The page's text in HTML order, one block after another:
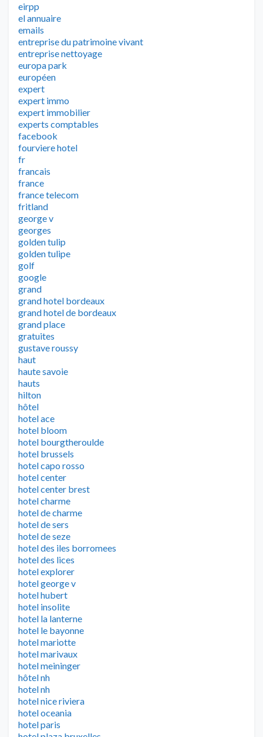
eirpp
el annuaire
emails
entreprise du patrimoine vivant
entreprise nettoyage
europa park
européen
expert
expert immo
expert immobilier
experts comptables
facebook
fourviere hotel
fr
francais
france
france telecom
fritland
george v
georges
golden tulip
golden tulipe
golf
google
grand
grand hotel bordeaux
grand hotel de bordeaux
grand place
gratuites
gustave roussy
haut
haute savoie
hauts
hilton
hôtel
hotel ace
hotel bloom
hotel bourgtheroulde
hotel brussels
hotel capo rosso
hotel center
hotel center brest
hotel charme
hotel de charme
hotel de sers
hotel de seze
hotel des iles borromees
hotel des lices
hotel explorer
hotel george v
hotel hubert
hotel insolite
hotel la lanterne
hotel le bayonne
hotel mariotte
hotel marivaux
hotel meininger
hôtel nh
hotel nh
hotel nice riviera
hotel oceania
hotel paris